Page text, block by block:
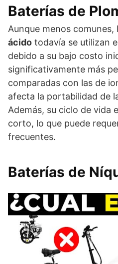
Baterías de
Aunque menos comunes,
ácido todavía se utilizan
debido a su bajo costo
significativamente más
comparadas con las de
afecta la portabilidad de
Además, su ciclo de vida
corto, lo que puede
frecuentes.
Baterías de